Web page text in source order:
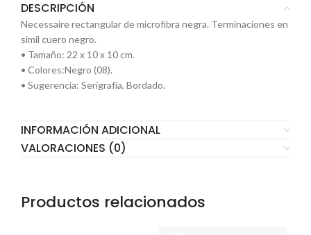
DESCRIPCIÓN
Necessaire rectangular de microfibra negra. Terminaciones en
simil cuero negro.
• Tamaño: 22 x 10 x 10 cm.
• Colores:Negro (08).
• Sugerencia: Serigrafía, Bordado.
INFORMACIÓN ADICIONAL
VALORACIONES (0)
Productos relacionados